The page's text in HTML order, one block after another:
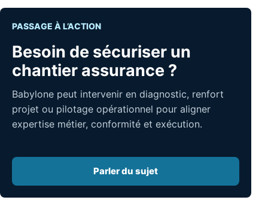
PASSAGE À L’ACTION
Besoin de sécuriser un
chantier assurance ?
Babylone peut intervenir en diagnostic, renfort
projet ou pilotage opérationnel pour aligner
expertise métier, conformité et exécution.
Parler du sujet